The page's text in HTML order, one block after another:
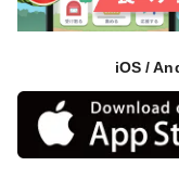
iOS /